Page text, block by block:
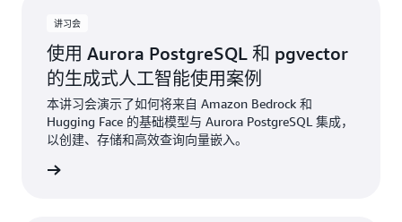
讲习会
使用 Aurora PostgreSQL 和 pgvector
的生成式人工智能使用案例
本讲习会演示了如何将来自 Amazon Bedrock 和
Hugging Face 的基础模型与 Aurora PostgreSQL 集成，
以创建、存储和高效查询向量嵌入。